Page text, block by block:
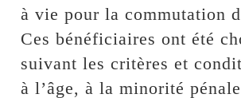
à vie pour la commutation
Ces bénéficiaires ont été
suivant les critères et
à l’âge, à la minorité